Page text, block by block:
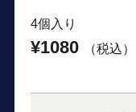
4個入り
¥1080 （税込）